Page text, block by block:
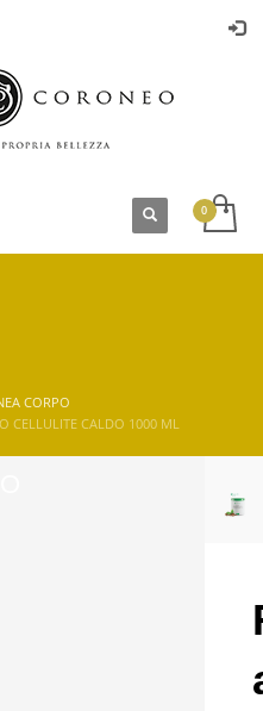
CORPO
CELLULITE CALDO 1000 ML